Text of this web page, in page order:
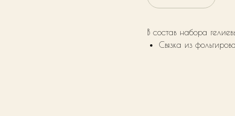
В состав набора
Связка из